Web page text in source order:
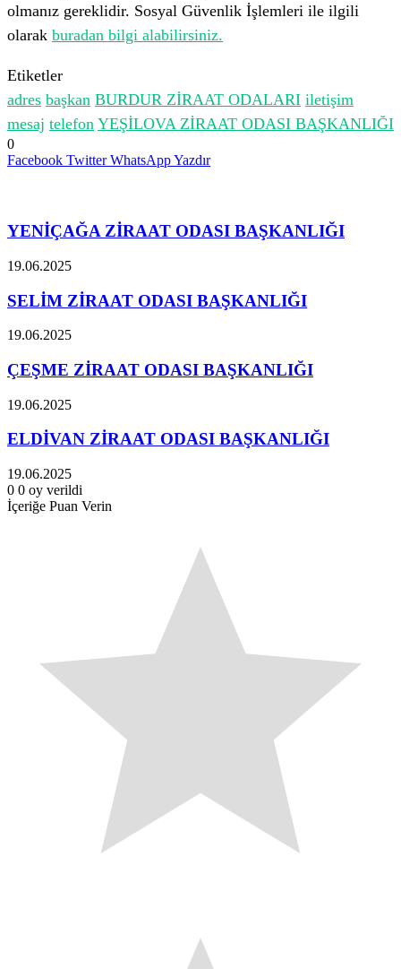
olmanız gereklidir. Sosyal Güvenlik İşlemleri ile ilgili
olarak buradan bilgi alabilirsiniz.
Etiketler
adres başkan BURDUR ZİRAAT ODALARI iletişim
mesaj telefon YEŞİLOVA ZİRAAT ODASI BAŞKANLIĞI
0
Facebook Twitter WhatsAppYazdır
YENİÇAĞA ZİRAAT ODASI BAŞKANLIĞI
19.06.2025
SELİM ZİRAAT ODASI BAŞKANLIĞI
19.06.2025
ÇEŞME ZİRAAT ODASI BAŞKANLIĞI
19.06.2025
ELDİVAN ZİRAAT ODASI BAŞKANLIĞI
19.06.2025
0 0 oy verildi
İçeriğe Puan Verin